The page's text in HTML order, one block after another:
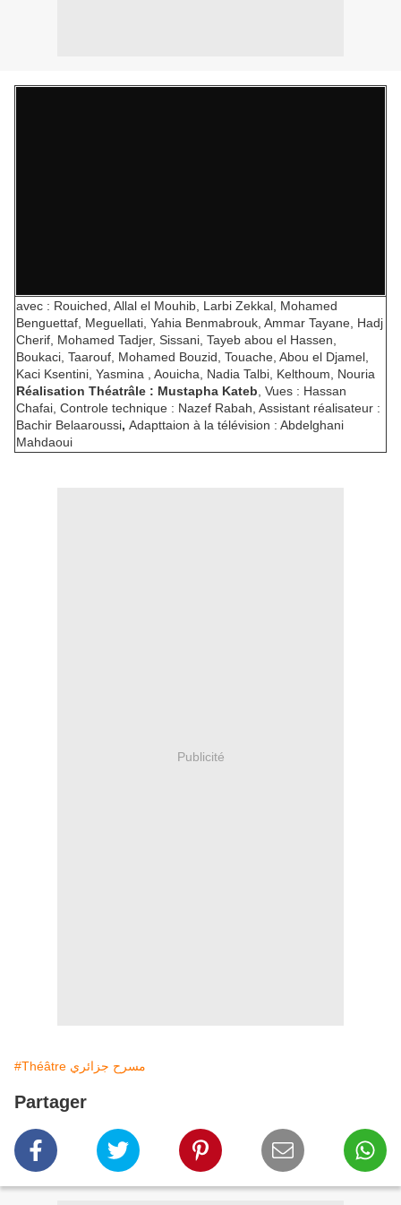
avec : Rouiched, Allal el Mouhib, Larbi Zekkal, Mohamed
Benguettaf, Meguellati, Yahia Benmabrouk, Ammar Tayane, Hadj
Cherif, Mohamed Tadjer, Sissani, Tayeb abou el Hassen,
Boukaci, Taarouf, Mohamed Bouzid, Touache, Abou el Djamel,
Kaci Ksentini, Yasmina , Aouicha, Nadia Talbi, Kelthoum, Nouria
Réalisation Théatrâle : Mustapha Kateb , Vues : Hassan
Chafai, Controle technique : Nazef Rabah, Assistant réalisateur :
Bachir Belaaroussi, Adapttaion à la télévision : Abdelghani
Mahdaoui
Publicité
#Théâtre مسرح جزائري
Partager